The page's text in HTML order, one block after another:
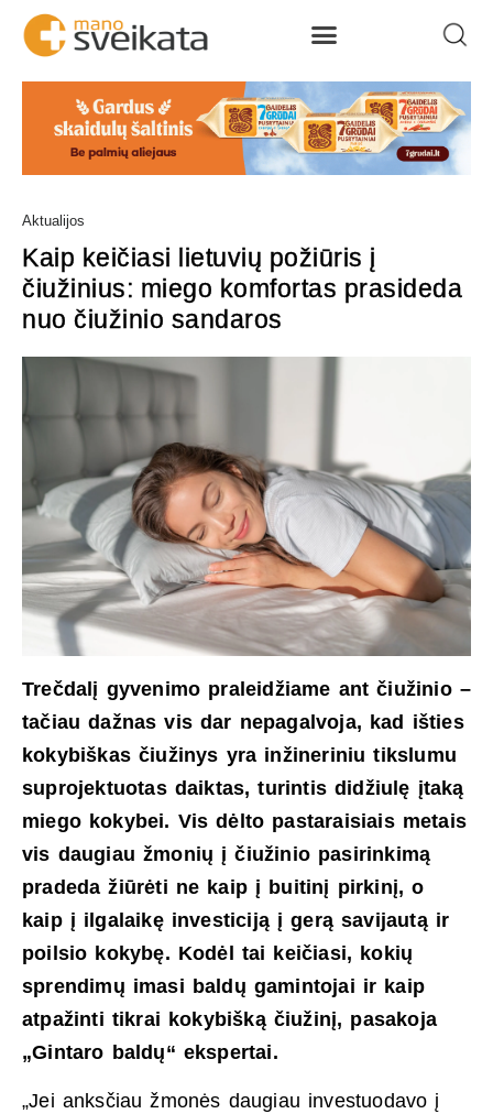
Aktualijos
Kaip keičiasi lietuvių požiūris į
čiužinius: miego komfortas prasideda
nuo čiužinio sandaros
Trečdalį gyvenimo praleidžiame ant čiužinio –
tačiau dažnas vis dar nepagalvoja, kad išties
kokybiškas čiužinys yra inžineriniu tikslumu
suprojektuotas daiktas, turintis didžiulę įtaką
miego kokybei. Vis dėlto pastaraisiais metais
vis daugiau žmonių į čiužinio pasirinkimą
pradeda žiūrėti ne kaip į buitinį pirkinį, o
kaip į ilgalaikę investiciją į gerą savijautą ir
poilsio kokybę. Kodėl tai keičiasi, kokių
sprendimų imasi baldų gamintojai ir kaip
atpažinti tikrai kokybišką čiužinį, pasakoja
„Gintaro baldų“ ekspertai.
„Jei anksčiau žmonės daugiau investuodavo į